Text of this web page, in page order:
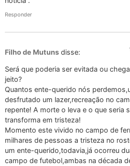
Responder
Filho de Mutuns disse:
Será que poderia ser evitada ou
jeito?
Quantos ente-querido nós
desfrutado um lazer,recreação no
repente! A morte o leva e o que seria
transforma em tristeza!
Momento este vivido no campo de
milhares de pessoas a tristeza no
um ente-querido,todavia,já ocorreu
campo de futebol,ambas na década